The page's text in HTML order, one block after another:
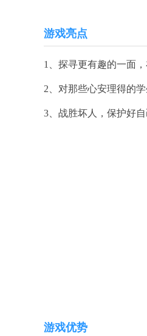
游戏亮点
1、探寻更有趣的一面
2、对那些心安理得的
3、战胜坏人，保护好
游戏优势